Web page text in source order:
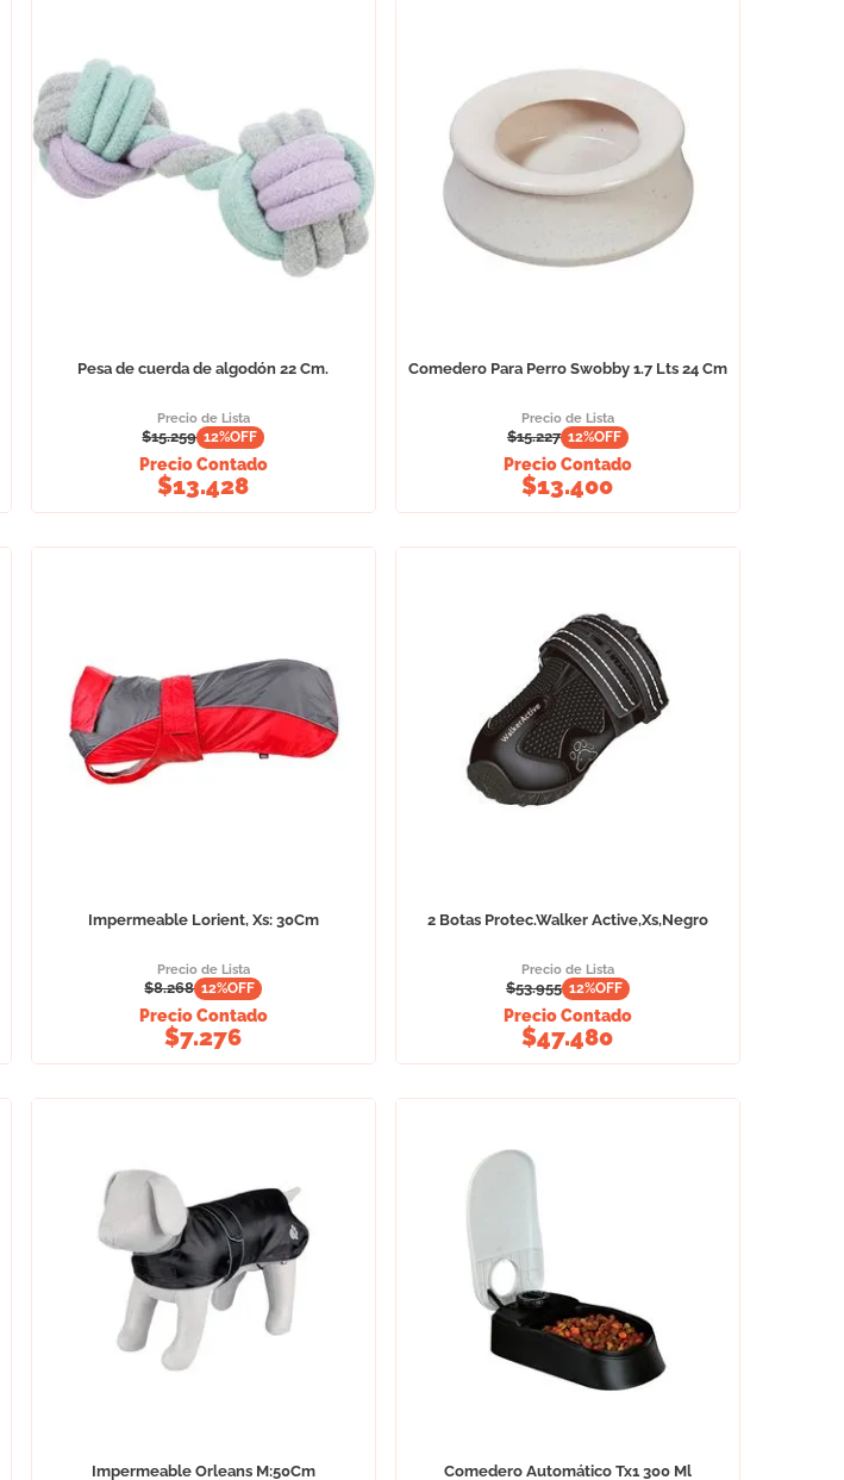
Pesa de cuerda de algodón 22 Cm.
Precio de Lista
$15.259 12%OFF
Precio Contado
$13.428
Comedero Para Perro Swobby 1.7 Lts 24 Cm
Precio de Lista
$15.227 12%OFF
Precio Contado
$13.400
Impermeable Lorient, Xs: 30Cm
Precio de Lista
$8.268 12%OFF
Precio Contado
$7.276
2 Botas Protec.Walker Active,Xs,Negro
Precio de Lista
$53.955 12%OFF
Precio Contado
$47.480
Impermeable Orleans M:50Cm Comedero Automático Tx1 300 Ml